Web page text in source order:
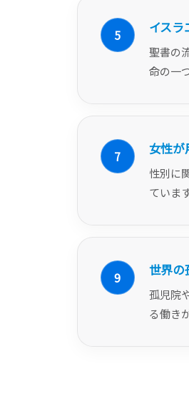
5 イスラ
聖書の
命の一
7 女性が
性別に
ています
9 世界の
孤児院
る働き